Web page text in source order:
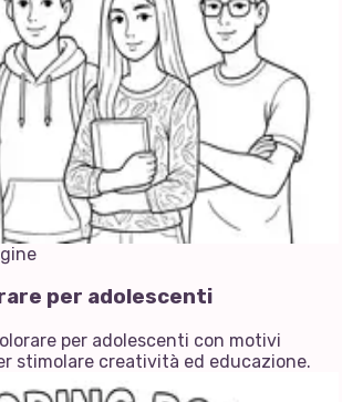
per adolescenti
per adolescenti con motivi
stimolare creatività ed educazione.